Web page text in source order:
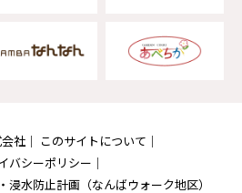
社
このサイトについて
バシーポリシー
浸水防止計画（なんばウォーク地区）